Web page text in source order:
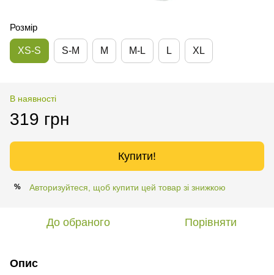
Розмір
XS-S S-M M M-L L XL
В наявності
319 грн
Купити!
% Авторизуйтеся, щоб купити цей товар зі знижкою
До обраного Порівняти
Опис